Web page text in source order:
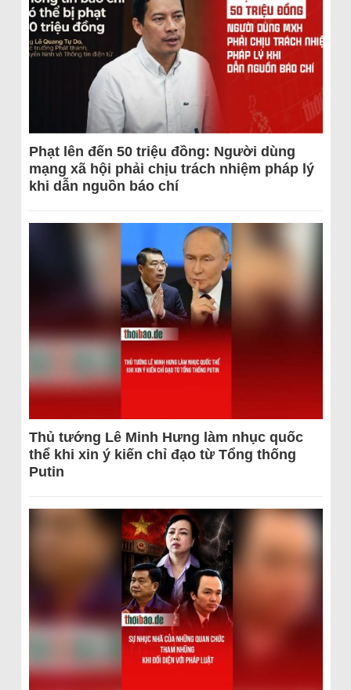
Phạt lên đến 50 triệu đồng: Người dùng
mạng xã hội phải chịu trách nhiệm pháp lý
khi dẫn nguồn báo chí
Thủ tướng Lê Minh Hưng làm nhục quốc
thể khi xin ý kiến chỉ đạo từ Tổng thống
Putin